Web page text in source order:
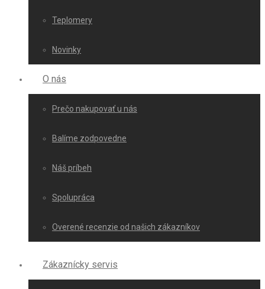
Teplomery
Novinky
O nás
Prečo nakupovať u nás
Balíme zodpovedne
Náš príbeh
Spolupráca
Overené recenzie od našich zákazníkov
Zákaznícky servis